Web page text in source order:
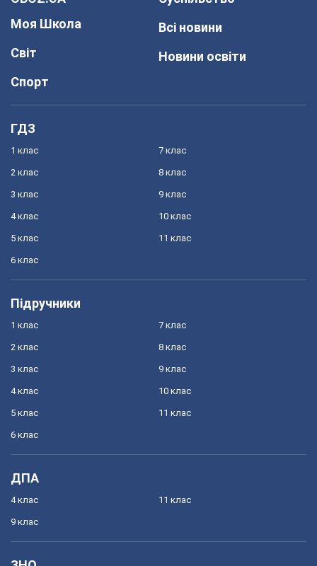
Моя Школа
Світ
Спорт
Всі новини
Новини освіти
ГДЗ
1 клас
2 клас
3 клас
4 клас
5 клас
6 клас
7 клас
8 клас
9 клас
10 клас
11 клас
Підручники
1 клас
2 клас
3 клас
4 клас
5 клас
6 клас
7 клас
8 клас
9 клас
10 клас
11 клас
ДПА
4 клас
9 клас
11 клас